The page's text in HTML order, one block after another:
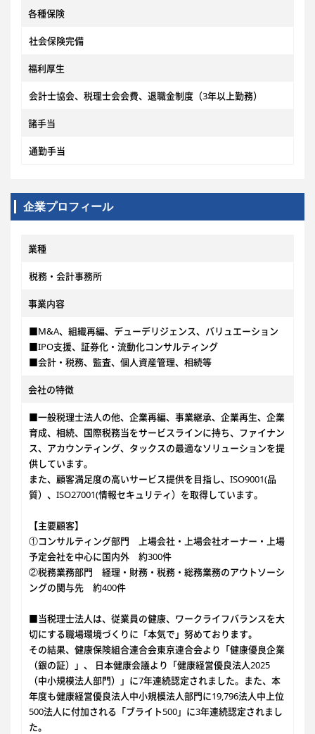
各種保険
社会保険完備
福利厚生
会計士協会、税理士会会費、退職金制度（3年以上勤務）
諸手当
通勤手当
企業プロフィール
業種
税務・会計事務所
事業内容
■M&A、組織再編、デューデリジェンス、バリュエーション
■IPO支援、証券化・流動化コンサルティング
■会計・税務、監査、個人資産管理、相続等
会社の特徴
■一般税理士法人の他、企業再編、事業継承、企業再生、企業
育成、相続、国際税務当をサービスラインに持ち、ファイナン
ス、アカウンティング、タックスの最適なソリューションを提
供しています。
また、顧客満足度の高いサービス提供を目指し、ISO9001(品
質）、ISO27001(情報セキュリティ）を取得しています。
【主要顧客】
①コンサルティング部門 上場会社・上場会社オーナー・上場
予定会社を中心に国内外 約300件
②税務業務部門 経理・財務・税務・総務業務のアウトソーシ
ングの関与先 約400件
■当税理士法人は、従業員の健康、ワークライフバランスを大
切にする職場環境づくりに「本気で」努めております。
その結果、健康保険組合連合会東京連合会より「健康優良企業
（銀の証）」、 日本健康会議より「健康経営優良法人2025
（中小規模法人部門）」に7年連続認定されました。また、本
年度も健康経営優良法人中小規模法人部門に19,796法人中上位
500法人に付加される「ブライト500」に3年連続認定されまし
た。